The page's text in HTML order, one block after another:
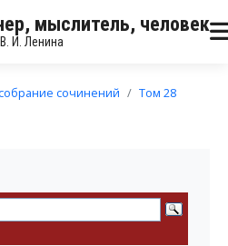
мыслитель, человек
И. Ленина
сочинений
Том 28